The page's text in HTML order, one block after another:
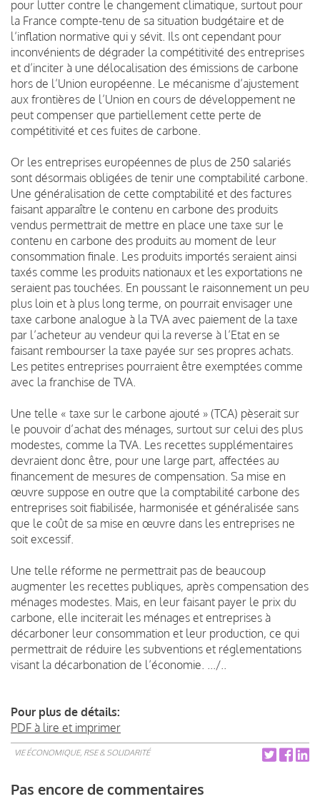
pour lutter contre le changement climatique, surtout pour
la France compte-tenu de sa situation budgétaire et de
l’inflation normative qui y sévit. Ils ont cependant pour
inconvénients de dégrader la compétitivité des entreprises
et d’inciter à une délocalisation des émissions de carbone
hors de l’Union européenne. Le mécanisme d’ajustement
aux frontières de l’Union en cours de développement ne
peut compenser que partiellement cette perte de
compétitivité et ces fuites de carbone.
Or les entreprises européennes de plus de 250 salariés
sont désormais obligées de tenir une comptabilité carbone.
Une généralisation de cette comptabilité et des factures
faisant apparaître le contenu en carbone des produits
vendus permettrait de mettre en place une taxe sur le
contenu en carbone des produits au moment de leur
consommation finale. Les produits importés seraient ainsi
taxés comme les produits nationaux et les exportations ne
seraient pas touchées. En poussant le raisonnement un peu
plus loin et à plus long terme, on pourrait envisager une
taxe carbone analogue à la TVA avec paiement de la taxe
par l’acheteur au vendeur qui la reverse à l’Etat en se
faisant rembourser la taxe payée sur ses propres achats.
Les petites entreprises pourraient être exemptées comme
avec la franchise de TVA.
Une telle « taxe sur le carbone ajouté » (TCA) pèserait sur
le pouvoir d’achat des ménages, surtout sur celui des plus
modestes, comme la TVA. Les recettes supplémentaires
devraient donc être, pour une large part, affectées au
financement de mesures de compensation. Sa mise en
œuvre suppose en outre que la comptabilité carbone des
entreprises soit fiabilisée, harmonisée et généralisée sans
que le coût de sa mise en œuvre dans les entreprises ne
soit excessif.
Une telle réforme ne permettrait pas de beaucoup
augmenter les recettes publiques, après compensation des
ménages modestes. Mais, en leur faisant payer le prix du
carbone, elle inciterait les ménages et entreprises à
décarboner leur consommation et leur production, ce qui
permettrait de réduire les subventions et réglementations
visant la décarbonation de l’économie. .../..
Pour plus de détails:
PDF à lire et imprimer
VIE ÉCONOMIQUE, RSE & SOLIDARITÉ
Pas encore de commentaires